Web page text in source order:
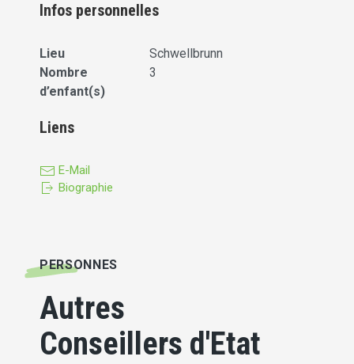
Infos personnelles
Lieu
Schwellbrunn
Nombre
d’enfant(s)
3
Liens
E-Mail
Biographie
PERSONNES
Autres
Conseillers d'Etat